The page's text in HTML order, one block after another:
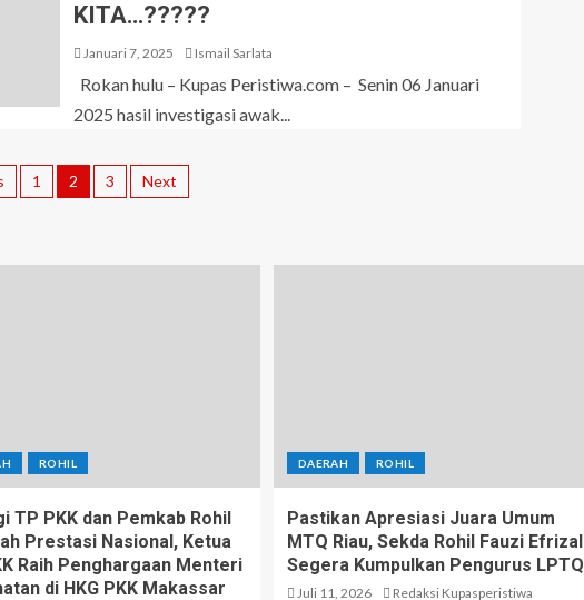
KITA…?????
Januari 7, 2025 Ismail Sarlata
Rokan hulu – Kupas Peristiwa.com – Senin 06 Januari
2025 hasil investigasi awak...
1 2 3 Next
ROHIL
TP PKK dan Pemkab Rohil
Prestasi Nasional, Ketua
Raih Penghargaan Menteri
di HKG PKK Makassar
DAERAH ROHIL
Pastikan Apresiasi Juara Umum
MTQ Riau, Sekda Rohil Fauzi Efrizal
Segera Kumpulkan Pengurus LPTQ
Juli 11, 2026 Redaksi Kupasperistiwa